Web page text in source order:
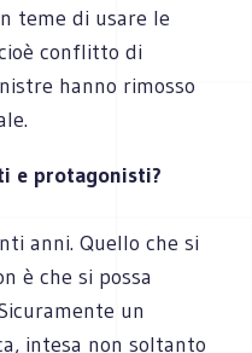
teme di usare le
conflitto di
hanno rimosso
e protagonisti?
anni. Quello che si
è che si possa
un
intesa non soltanto